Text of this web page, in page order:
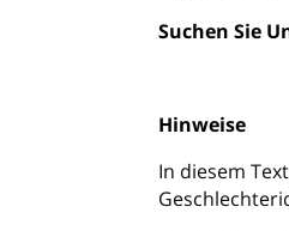
Suchen Sie
Hinweise
In diesem